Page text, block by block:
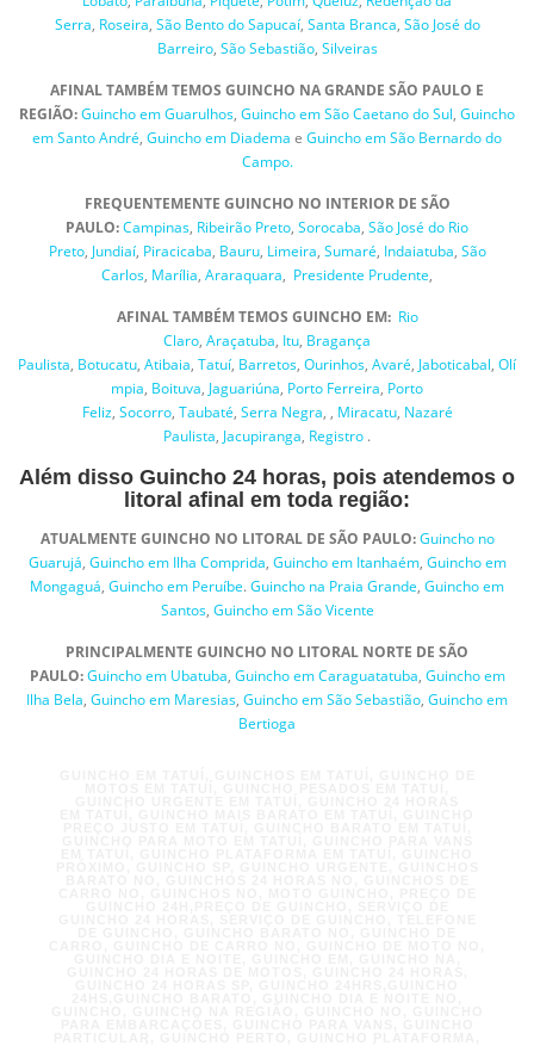
Serra, Roseira, São Bento do Sapucaí, Santa Branca, São José do
Barreiro, São Sebastião, Silveiras
AFINAL TAMBÉM TEMOS GUINCHO NA GRANDE SÃO PAULO E
REGIÃO:Guincho em Guarulhos, Guincho em São Caetano do Sul, Guincho
em Santo André, Guincho em Diadema e Guincho em São Bernardo do
Campo.
FREQUENTEMENTE GUINCHO NO INTERIOR DE SÃO
PAULO:Campinas, Ribeirão Preto, Sorocaba, São José do Rio
Preto, Jundiaí, Piracicaba, Bauru, Limeira, Sumaré, Indaiatuba, São
Carlos, Marília, Araraquara, Presidente Prudente,
AFINAL TAMBÉM TEMOS GUINCHO EM: Rio
Claro, Araçatuba, Itu, Bragança
Paulista, Botucatu, Atibaia, Tatuí, Barretos, Ourinhos, Avaré, Jaboticabal, Olí
mpia, Boituva, Jaguariúna, Porto Ferreira, Porto
Feliz, Socorro, Taubaté, Serra Negra, , Miracatu, Nazaré
Paulista, Jacupiranga, Registro .
Além disso Guincho 24 horas, pois atendemos o
litoral afinal em toda região:
ATUALMENTE GUINCHO NO LITORAL DE SÃO PAULO:Guincho no
Guarujá, Guincho em Ilha Comprida, Guincho em Itanhaém, Guincho em
Mongaguá, Guincho em Peruíbe. Guincho na Praia Grande, Guincho em
Santos, Guincho em São Vicente
PRINCIPALMENTE GUINCHO NO LITORAL NORTE DE SÃO
PAULO: Guincho em Ubatuba, Guincho em Caraguatatuba, Guincho em
Ilha Bela, Guincho em Maresias, Guincho em São Sebastião, Guincho em
Bertioga